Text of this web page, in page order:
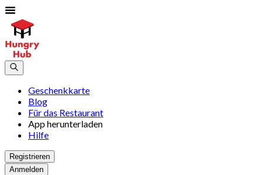
Geschenkkarte
Blog
Für das Restaurant
App herunterladen
Hilfe
Registrieren
Anmelden